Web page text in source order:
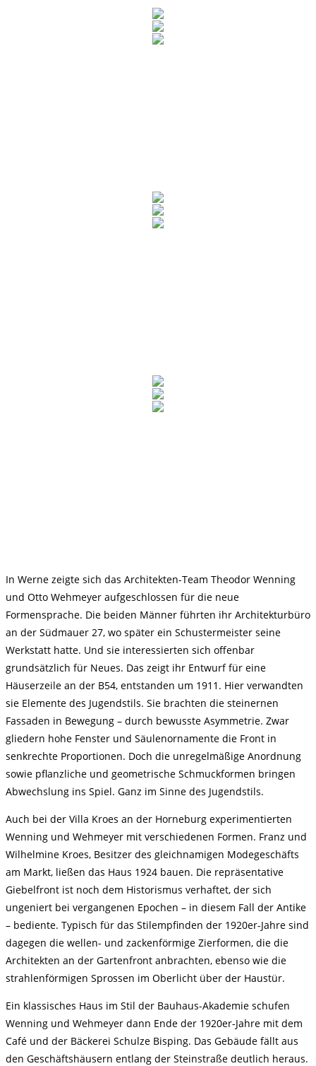
In Werne zeigte sich das Architekten-Team Theodor Wenning
und Otto Wehmeyer aufgeschlossen für die neue
Formensprache. Die beiden Männer führten ihr Architekturbüro
an der Südmauer 27, wo später ein Schustermeister seine
Werkstatt hatte. Und sie interessierten sich offenbar
grundsätzlich für Neues. Das zeigt ihr Entwurf für eine
Häuserzeile an der B54, entstanden um 1911. Hier verwandten
sie Elemente des Jugendstils. Sie brachten die steinernen
Fassaden in Bewegung – durch bewusste Asymmetrie. Zwar
gliedern hohe Fenster und Säulenornamente die Front in
senkrechte Proportionen. Doch die unregelmäßige Anordnung
sowie pflanzliche und geometrische Schmuckformen bringen
Abwechslung ins Spiel. Ganz im Sinne des Jugendstils.
Auch bei der Villa Kroes an der Horneburg experimentierten
Wenning und Wehmeyer mit verschiedenen Formen. Franz und
Wilhelmine Kroes, Besitzer des gleichnamigen Modegeschäfts
am Markt, ließen das Haus 1924 bauen. Die repräsentative
Giebelfront ist noch dem Historismus verhaftet, der sich
ungeniert bei vergangenen Epochen – in diesem Fall der Antike
– bediente. Typisch für das Stilempfinden der 1920er-Jahre sind
dagegen die wellen- und zackenförmige Zierformen, die die
Architekten an der Gartenfront anbrachten, ebenso wie die
strahlenförmigen Sprossen im Oberlicht über der Haustür.
Ein klassisches Haus im Stil der Bauhaus-Akademie schufen
Wenning und Wehmeyer dann Ende der 1920er-Jahre mit dem
Café und der Bäckerei Schulze Bisping. Das Gebäude fällt aus
den Geschäftshäusern entlang der Steinstraße deutlich heraus.